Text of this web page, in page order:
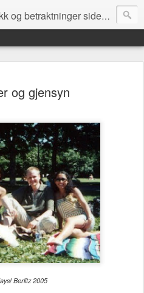
betraktninger siden 2008
og gjensyn
Berlitz 2005